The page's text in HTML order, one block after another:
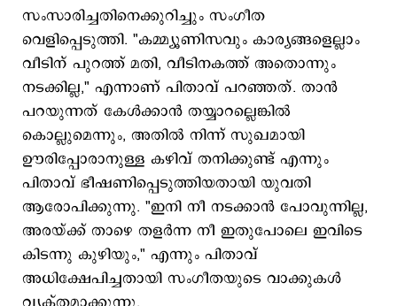
സംസാരിച്ചതിനെക്കുറിച്ചും സംഗീത
വെളിപ്പെടുത്തി. "കമ്മ്യൂണിസവും കാര്യങ്ങളെല്ലാം
വീടിന് പുറത്ത് മതി, വീടിനകത്ത് അതൊന്നും
നടക്കില്ല," എന്നാണ് പിതാവ് പറഞ്ഞത്. താൻ
പറയുന്നത് കേൾക്കാൻ തയ്യാറല്ലെങ്കിൽ
കൊല്ലുമെന്നും, അതിൽ നിന്ന് സുഖമായി
ഊരിപ്പോരാനുള്ള കഴിവ് തനിക്കുണ്ട് എന്നും
പിതാവ് ഭീഷണിപ്പെടുത്തിയതായി യുവതി
ആരോപിക്കുന്നു. "ഇനി നീ നടക്കാൻ പോവുന്നില്ല,
അരയ്ക്ക് താഴെ തളർന്ന നീ ഇതുപോലെ ഇവിടെ
കിടന്നു കുഴിയും," എന്നും പിതാവ്
അധിക്ഷേപിച്ചതായി സംഗീതയുടെ വാക്കുകൾ